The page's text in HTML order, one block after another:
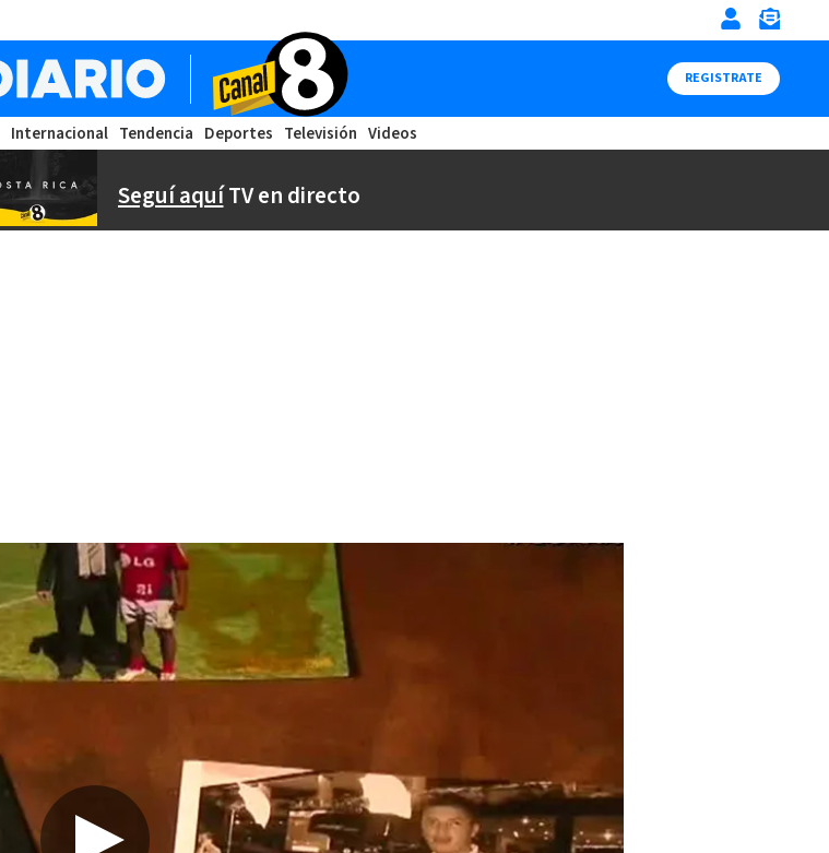
REGISTRATE
Internacional Tendencia Deportes Televisión Videos
Seguí aquíTV en directo